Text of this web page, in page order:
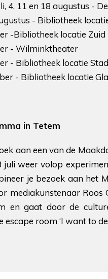
4, 11 en 18 augustus -
- Bibliotheek
-Bibliotheek locatie Zuid
- Wilminktheater
- Bibliotheek locatie
- Bibliotheek locatie
in Tetem
aan een van de
juli weer volop
je bezoek aan het
mediakunstenaar Roos
en gaat door de
escape room ‘I want to